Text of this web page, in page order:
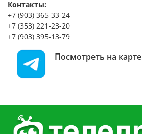
Контакты:
+7 (903) 365-33-24
+7 (353) 221-23-20
+7 (903) 395-13-79
Посмотреть на карте